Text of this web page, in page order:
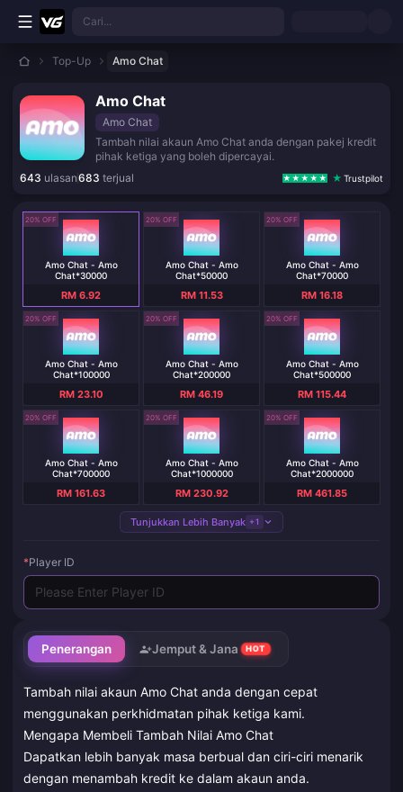
Langkau ke kandungan utama
Cari...
Top-Up Amo Chat
Amo Chat
Amo Chat
Tambah nilai akaun Amo Chat anda dengan pakej kredit
pihak ketiga yang boleh dipercayai.
643 ulasan683 terjual Trustpilot
Penerangan Jemput & Jana HOT
Tambah nilai akaun Amo Chat anda dengan cepat
menggunakan perkhidmatan pihak ketiga kami.
Mengapa Membeli Tambah Nilai Amo Chat
Dapatkan lebih banyak masa berbual dan ciri-ciri menarik
dengan menambah kredit ke dalam akaun anda.
20% OFF
Amo Chat - Amo
Chat*30000
RM 6.92
20% OFF
Amo Chat - Amo
Chat*50000
RM 11.53
20% OFF
Amo Chat - Amo
Chat*70000
RM 16.18
20% OFF
Amo Chat - Amo
Chat*100000
RM 23.10
20% OFF
Amo Chat - Amo
Chat*200000
RM 46.19
20% OFF
Amo Chat - Amo
Chat*500000
RM 115.44
20% OFF
Amo Chat - Amo
Chat*700000
RM 161.63
20% OFF
Amo Chat - Amo
Chat*1000000
RM 230.92
20% OFF
Amo Chat - Amo
Chat*2000000
RM 461.85
Tunjukkan Lebih Banyak +1
*Player ID